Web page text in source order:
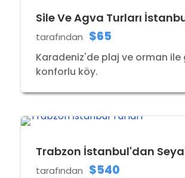
Sile Ve Agva Turları
tarafından $65
Karadeniz'de plaj ve orman ile
konforlu köy.
Trabzon İstanbul'dan
tarafından $540